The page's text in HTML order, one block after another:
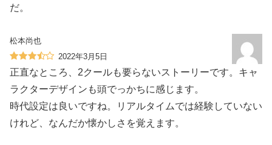
だ。
松本尚也
2022年3月5日
正直なところ、2クールも要らないストーリーです。キャ
ラクターデザインも頭でっかちに感じます。
時代設定は良いですね。リアルタイムでは経験していない
けれど、なんだか懐かしさを覚えます。